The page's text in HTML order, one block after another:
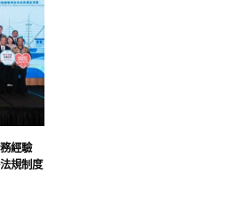
經驗
規制度